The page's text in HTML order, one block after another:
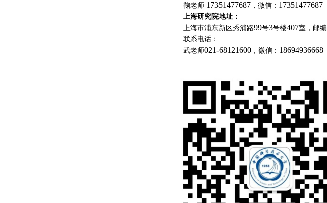
鞠老师17351477687，微信： 17351477687
上海研究院地址：
上海市浦东新区秀浦路99号3号楼407室，邮编
联系电话：
武老师021-68121600，微信： 18694936668